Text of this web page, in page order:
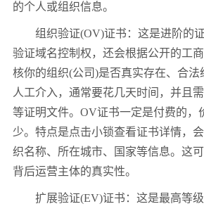
的个人或组织信息。
组织验证(OV)证书：这是进阶的
验证域名控制权，还会根据公开的工
核你的组织(公司)是否真实存在、合
人工介入，通常要花几天时间，并且
等证明文件。OV证书一定是付费的，
少。特点是点击小锁查看证书详情，
织名称、所在城市、国家等信息。这
背后运营主体的真实性。
扩展验证(EV)证书：这是最高等级